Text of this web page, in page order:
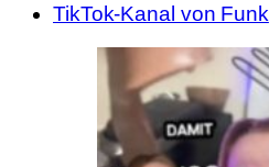
TikTok-Kanal von Funk